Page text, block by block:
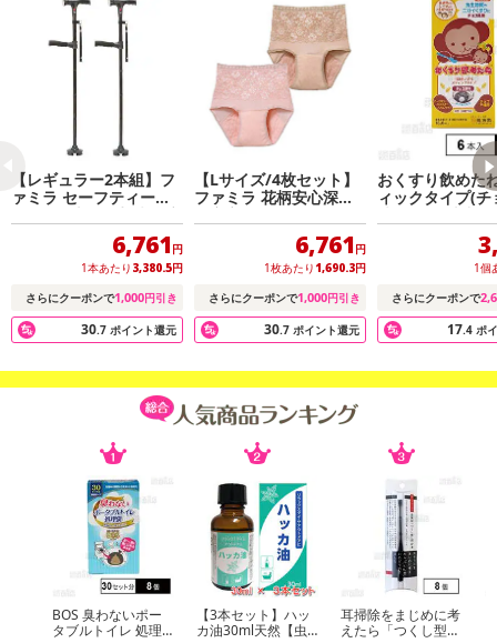
また、[新たな加工食品の原料原産地表示制度]の経過措置期間の終
了により、商品詳細内に記載の原産国・原材料の表記が旧表記の場
合がございます。
あらかじめご了承いただいた上でお申込みください。なお、本理由
によるお申込み後のキャンセル・返品交換は対応いたしかねます。
※送料はお試し費用に含まれております。
クまとめて支払い、楽天ペイ、メルペイ、AEON Pay、Amazon Pa
yでお支払いの場合、決済のため外部サイトへ遷移します。
※予約商品は決済手段ごとに定められた決済期限日にお支払いを完
了することがございます。ご了承いただいたうえでお申し込みくだ
さい。
発送日カレンダー
【レギュラー2本組】フ
ァミラ セーフティース
テッキ 2本組 4点杖 自立
6,761 円
1本あたり 3,380.5円
さらにクーポンで1,000円引き
30.7 ポイント還元
【Lサイズ/4枚セット】
ファミラ 花柄安心深ば
き安心ショーツ
6,761 円
1枚あたり 1,690.3円
さらにクーポンで1,000円引き
30.7 ポイント還元
おくすり飲めた
ィックタイプ(チ
味) 18g×6本入
1個
さらにクーポンで
17.4 ポ
BOS 臭わないポー
タブルトイレ 処理
【3本セット】ハッ
カ油30ml天然【虫
耳掃除をまじめに考
えたら「つくし型」